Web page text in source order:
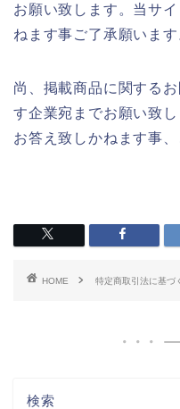
お願い致します。当サ
ねます事ご了承願います
尚、掲載商品に関する
す企業宛までお願い致
お答え致しかねます事、
HOME 特定商取引法に基づ
検索